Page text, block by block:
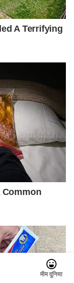
मीम दुनिया